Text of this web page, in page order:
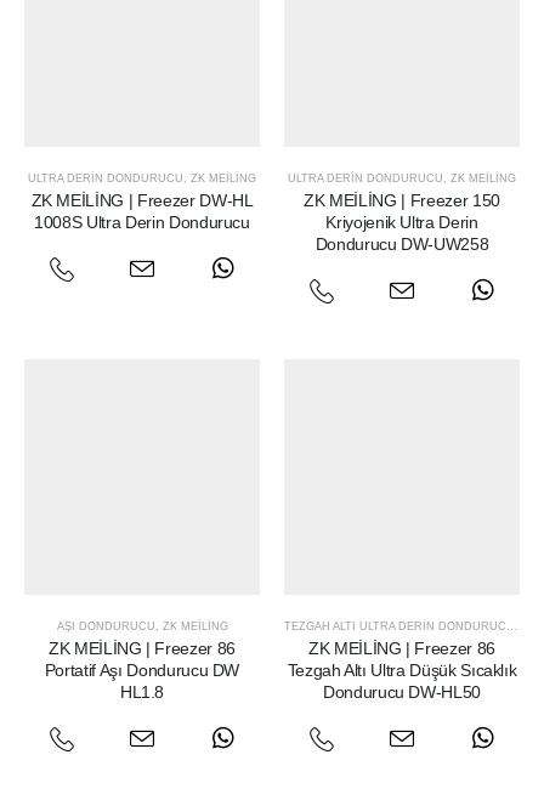
ULTRA DERIN DONDURUCU , ZK MEILING
ZK MEİLİNG | Freezer DW-HL
1008S Ultra Derin Dondurucu
ULTRA DERIN DONDURUCU , ZK MEILING
ZK MEİLİNG | Freezer 150
Kriyojenik Ultra Derin
Dondurucu DW-UW258
AŞI DONDURUCU , ZK MEILING
ZK MEİLİNG | Freezer 86
Portatif Aşı Dondurucu DW
HL1.8
TEZGAH ALTI ULTRA DERIN DONDURUCU,
ZK MEİLİNG | Freezer 86
Tezgah Altı Ultra Düşük Sıcaklık
Dondurucu DW-HL50